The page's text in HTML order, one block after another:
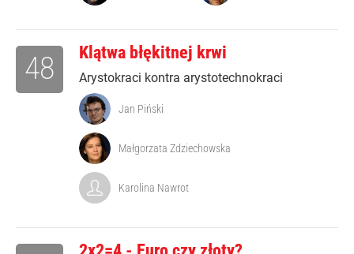
Klątwa błękitnej krwi
Arystokraci kontra arystotechnokraci
48
Jan Piński
Małgorzata Zdziechowska
Karolina Nawrot